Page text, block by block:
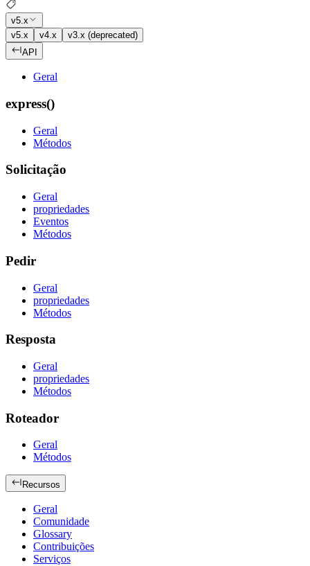
v5.x
v5.x
v4.x
v3.x (deprecated)
API
Geral
express()
Geral
Métodos
Solicitação
Geral
propriedades
Eventos
Métodos
Pedir
Geral
propriedades
Métodos
Resposta
Geral
propriedades
Métodos
Roteador
Geral
Métodos
Recursos
Geral
Comunidade
Glossary
Contribuições
Serviços